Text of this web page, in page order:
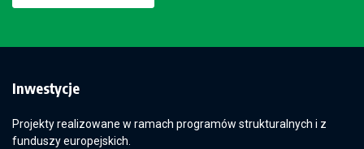
Inwestycje
Projekty realizowane w ramach programów strukturalnych i z
funduszy europejskich.